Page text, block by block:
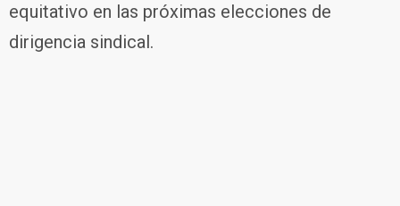
equitativo en las próximas elecciones de
dirigencia sindical.